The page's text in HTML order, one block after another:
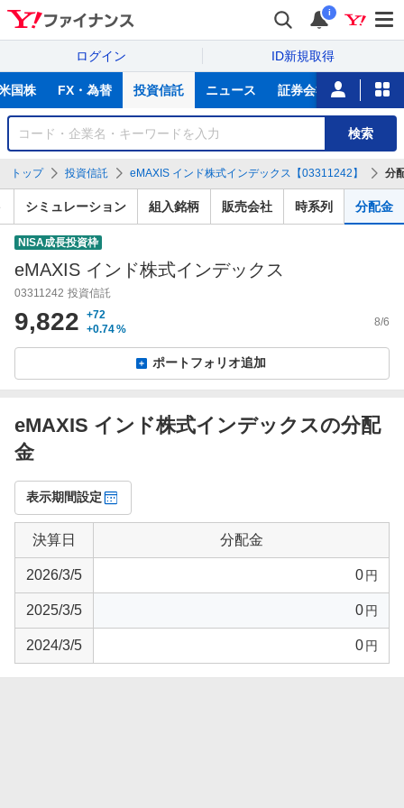
i
ログイン ID新規取得
主
な
サ
国株 FX・為替 投資信託 ニュース 証券会社比較 NISA
銘
検
検索
トップ 投資信託 eMAXIS インド株式インデックス【03311242】 分
シミュレーション 組入銘柄 販売会社 時系列 分配金
NISA成長投資枠
eMAXIS インド株式インデックス
03311242 投資信託
9,822
+72
+0.74%
8/6
ポートフォリオ追加
eMAXIS インド株式インデックスの分配
金
表示期間設定
決算日 分配金
2026/3/5 0円
2025/3/5 0円
2024/3/5 0円